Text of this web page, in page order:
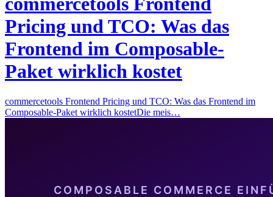
Pricing und TCO: Was das
Frontend im Composable-
Paket wirklich kostet
commercetools Frontend Pricing und TCO: Was das Frontend im
Composable-Paket wirklich kostetDie meis…